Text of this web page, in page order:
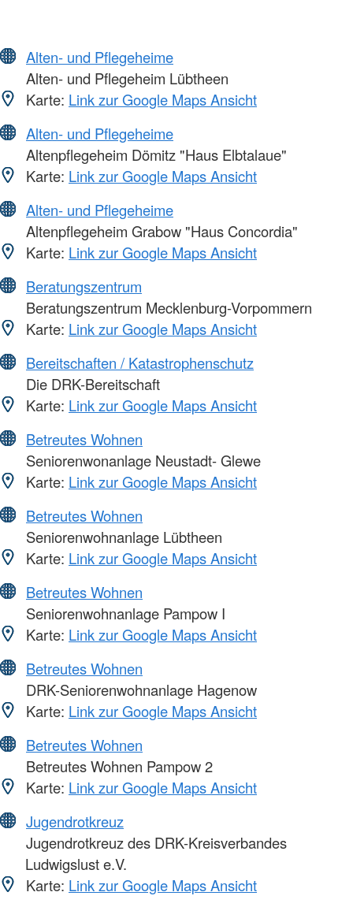
Alten- und Pflegeheime
Alten- und Pflegeheim Lübtheen
Karte: Link zur Google Maps Ansicht
Alten- und Pflegeheime
Altenpflegeheim Dömitz "Haus Elbtalaue"
Karte: Link zur Google Maps Ansicht
Alten- und Pflegeheime
Altenpflegeheim Grabow "Haus Concordia"
Karte: Link zur Google Maps Ansicht
Beratungszentrum
Beratungszentrum Mecklenburg-Vorpommern
Karte: Link zur Google Maps Ansicht
Bereitschaften / Katastrophenschutz
Die DRK-Bereitschaft
Karte: Link zur Google Maps Ansicht
Betreutes Wohnen
Seniorenwonanlage Neustadt- Glewe
Karte: Link zur Google Maps Ansicht
Betreutes Wohnen
Seniorenwohnanlage Lübtheen
Karte: Link zur Google Maps Ansicht
Betreutes Wohnen
Seniorenwohnanlage Pampow I
Karte: Link zur Google Maps Ansicht
Betreutes Wohnen
DRK-Seniorenwohnanlage Hagenow
Karte: Link zur Google Maps Ansicht
Betreutes Wohnen
Betreutes Wohnen Pampow 2
Karte: Link zur Google Maps Ansicht
Jugendrotkreuz
Jugendrotkreuz des DRK-Kreisverbandes
Ludwigslust e.V.
Karte: Link zur Google Maps Ansicht